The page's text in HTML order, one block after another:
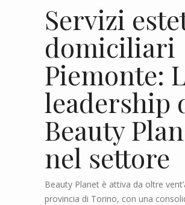
Servizi
domiciliari
Piemonte:
leadership
Beauty
nel settore
Beauty Planet è attiva da oltre
provincia di Torino, con una